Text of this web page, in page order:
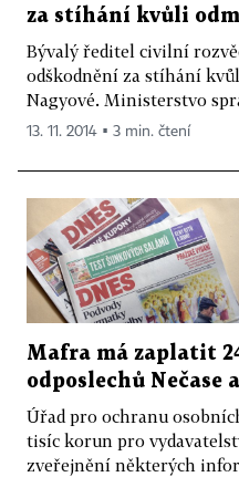
za stíhání kvůli
Bývalý ředitel civilní
odškodnění za stíhání
Nagyové. Ministerstvo
13. 11. 2014 ▪ 3 min. čtení
Mafra má zaplatit
odposlechů Nečase
Úřad pro ochranu
tisíc korun pro
zveřejnění některých